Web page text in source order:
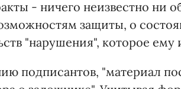
- ничего неизвестно ни
защиты, о
"нарушения", которое
подписантов, "материал